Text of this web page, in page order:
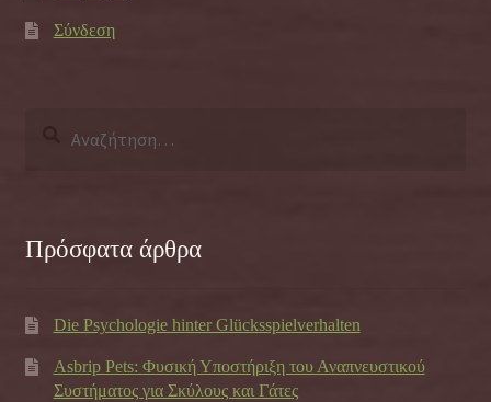
Σύνδεση
Πρόσφατα άρθρα
Die Psychologie hinter Glücksspielverhalten
Asbrip Pets: Φυσική Υποστήριξη του Αναπνευστικού
Συστήματος για Σκύλους και Γάτες